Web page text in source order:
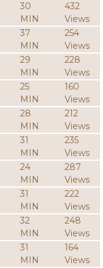
30
MIN
432
Views
37
MIN
254
Views
29
MIN
228
Views
25
MIN
160
Views
28
MIN
212
Views
31
MIN
235
Views
24
MIN
287
Views
31
MIN
222
Views
32
MIN
248
Views
31
MIN
164
Views